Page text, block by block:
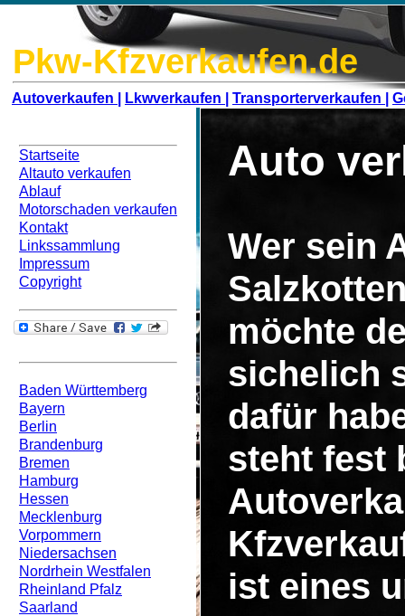
Pkw-Kfzverkaufen.de
Autoverkaufen | Lkwverkaufen | Transporterverkaufen |
Startseite
Altauto verkaufen
Ablauf
Motorschaden verkaufen
Kontakt
Linkssammlung
Impressum
Copyright
Baden Württemberg
Bayern
Berlin
Brandenburg
Bremen
Hamburg
Hessen
Mecklenburg
Vorpommern
Niedersachsen
Nordrhein Westfalen
Rheinland Pfalz
Saarland
Auto
Wer sein
möchte
sichelich
dafür
steht fest
ist eines